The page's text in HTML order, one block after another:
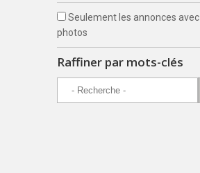
Seulement les annonces avec
photos
Raffiner par mots-clés